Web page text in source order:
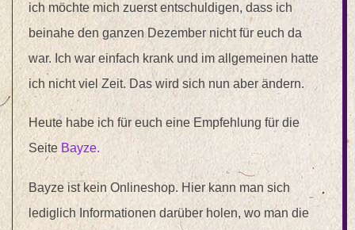
ich möchte mich zuerst entschuldigen, dass ich
beinahe den ganzen Dezember nicht für euch da
war. Ich war einfach krank und im allgemeinen hatte
ich nicht viel Zeit. Das wird sich nun aber ändern.
Heute habe ich für euch eine Empfehlung für die
Seite Bayze.
Bayze ist kein Onlineshop. Hier kann man sich
lediglich Informationen darüber holen, wo man die